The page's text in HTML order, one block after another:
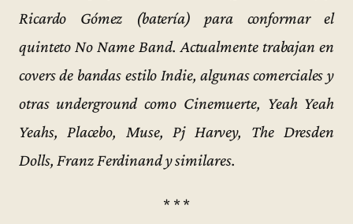
Ricardo Gómez (batería) para conformar el
quinteto No Name Band. Actualmente trabajan en
covers de bandas estilo Indie, algunas comerciales y
otras underground como Cinemuerte, Yeah Yeah
Yeahs, Placebo, Muse, Pj Harvey, The Dresden
Dolls, Franz Ferdinand y similares.
* * *